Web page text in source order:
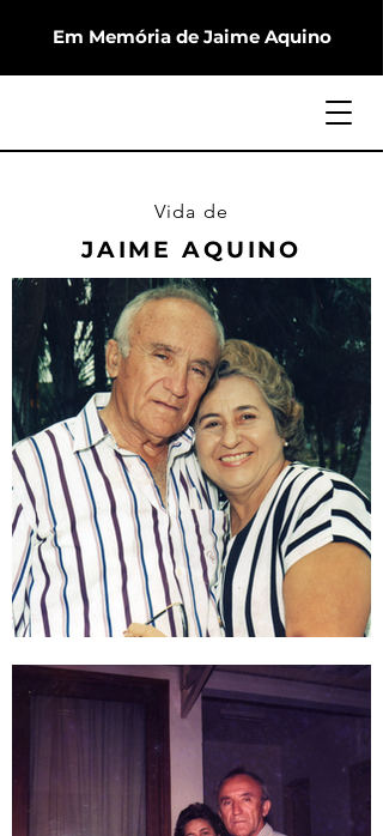
Em Memória de Jaime Aquino
Vida de
JAIME AQUINO